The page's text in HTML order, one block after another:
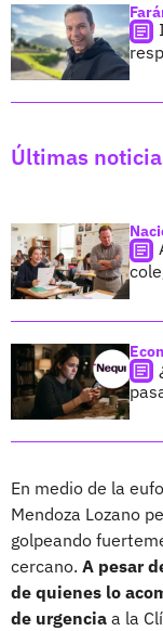
Últimas
En medio de la
Mendoza Lozano
golpeando
cercano. A pesar
de quienes lo
de urgencia a la